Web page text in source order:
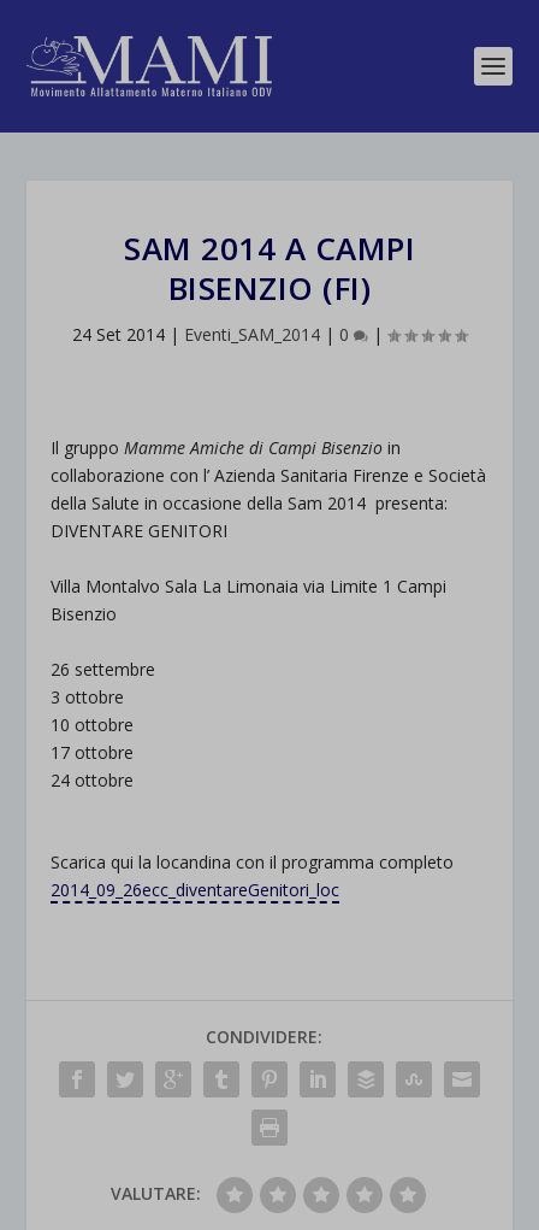
SAM 2014 A CAMPI
BISENZIO (FI)
24 Set 2014 | Eventi_SAM_2014 | 0 |
Il gruppo Mamme Amiche di Campi Bisenzio in
collaborazione con l’ Azienda Sanitaria Firenze e Società
della Salute in occasione della Sam 2014 presenta:
DIVENTARE GENITORI
Villa Montalvo Sala La Limonaia via Limite 1 Campi
Bisenzio
26 settembre
3 ottobre
10 ottobre
17 ottobre
24 ottobre
Scarica qui la locandina con il programma completo
2014_09_26ecc_diventareGenitori_loc
CONDIVIDERE:
VALUTARE: